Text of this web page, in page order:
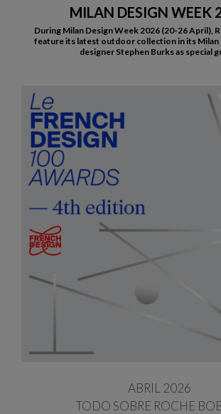
MILAN DESIGN WEEK
During Milan Design Week 2026 (20-26 April),
feature its latest outdoor collection in its
designer Stephen Burks as special
ABRIL 2026
TODO SOBRE ROCHE